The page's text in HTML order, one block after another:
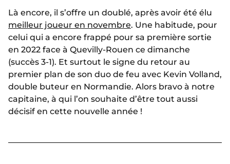
Là encore, il s’offre un doublé, après avoir été élu
meilleur joueur en novembre. Une habitude, pour
celui qui a encore frappé pour sa première sortie
en 2022 face à Quevilly-Rouen ce dimanche
(succès 3-1). Et surtout le signe du retour au
premier plan de son duo de feu avec Kevin Volland,
double buteur en Normandie. Alors bravo à notre
capitaine, à qui l’on souhaite d’être tout aussi
décisif en cette nouvelle année !